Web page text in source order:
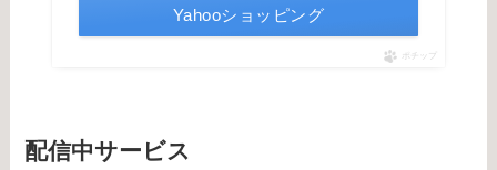
Yahooショッピング
ポチップ
配信中サービス